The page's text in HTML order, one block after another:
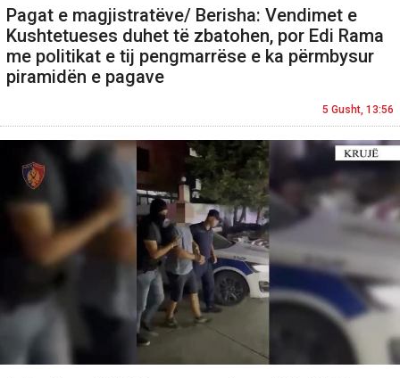
Pagat e magjistratëve/ Berisha: Vendimet e
Kushtetueses duhet të zbatohen, por Edi Rama
me politikat e tij pengmarrëse e ka përmbysur
piramidën e pagave
5 Gusht, 13:56